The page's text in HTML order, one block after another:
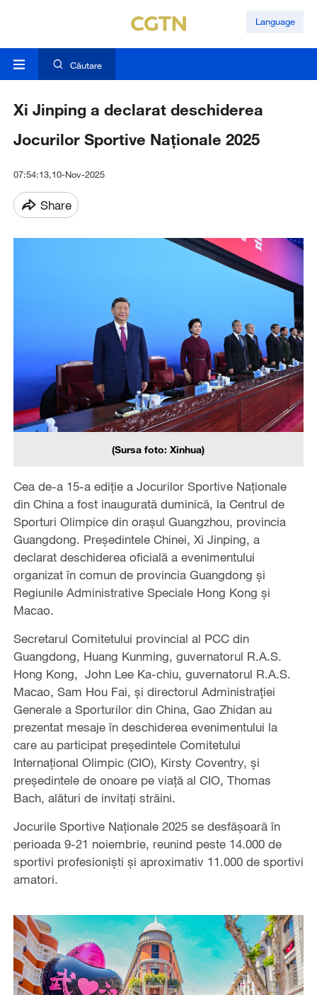
Language
Căutare
Xi Jinping a declarat deschiderea
Jocurilor Sportive Naționale 2025
07:54:13,10-Nov-2025
Share
(Sursa foto: Xinhua)
Cea de-a 15-a ediție a Jocurilor Sportive Naționale
din China a fost inaugurată duminică, la Centrul de
Sporturi Olimpice din orașul Guangzhou, provincia
Guangdong. Președintele Chinei, Xi Jinping, a
declarat deschiderea oficială a evenimentului
organizat în comun de provincia Guangdong și
Regiunile Administrative Speciale Hong Kong și
Macao.
Secretarul Comitetului provincial al PCC din
Guangdong, Huang Kunming, guvernatorul R.A.S.
Hong Kong, John Lee Ka-chiu, guvernatorul R.A.S.
Macao, Sam Hou Fai, și directorul Administrației
Generale a Sporturilor din China, Gao Zhidan au
prezentat mesaje în deschiderea evenimentului la
care au participat președintele Comitetului
Internațional Olimpic (CIO), Kirsty Coventry, și
președintele de onoare pe viață al CIO, Thomas
Bach, alături de invitați străini.
Jocurile Sportive Naționale 2025 se desfășoară în
perioada 9-21 noiembrie, reunind peste 14.000 de
sportivi profesioniști și aproximativ 11.000 de sportivi
amatori.